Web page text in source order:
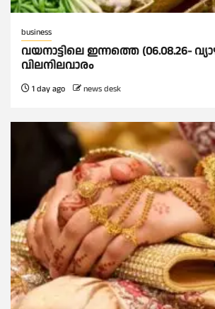
business
വയനാട്ടിലെ ഇന്നത്തെ (06.08.26-
വിലനിലവാരം
1 day ago news desk